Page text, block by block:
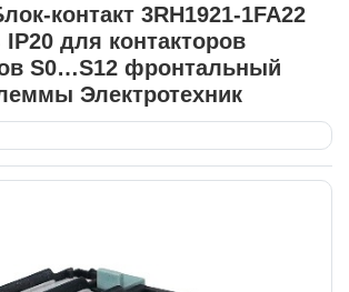
контакт 3RH1921-1FA22
для контакторов
S0…S12 фронтальный
Электротехник